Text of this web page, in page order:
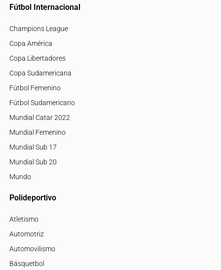
Fútbol Internacional
Champions League
Copa América
Copa Libertadores
Copa Sudamericana
Fútbol Femenino
Fútbol Sudamericano
Mundial Catar 2022
Mundial Femenino
Mundial Sub 17
Mundial Sub 20
Mundo
Polideportivo
Atletismo
Automotriz
Automovilismo
Básquetbol